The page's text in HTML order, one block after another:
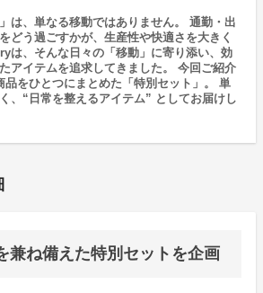
は、単なる移動ではありません。 通勤・出
う過ごすかが、生産性や快適さを大きく
は、そんな日々の「移動」に寄り添い、効
アイテムを追求してきました。 今回ご紹介
品をひとつにまとめた「特別セット」。 単
、“日常を整えるアイテム” としてお届けし
兼ね備えた特別セットを企画